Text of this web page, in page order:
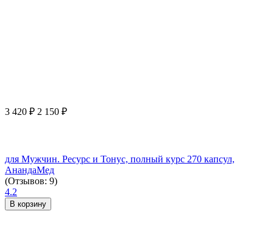
3 420 ₽ 2 150 ₽
для Мужчин. Ресурс и Тонус, полный курс 270 капсул,
АнандаМед
(Отзывов: 9)
4.2
В корзину